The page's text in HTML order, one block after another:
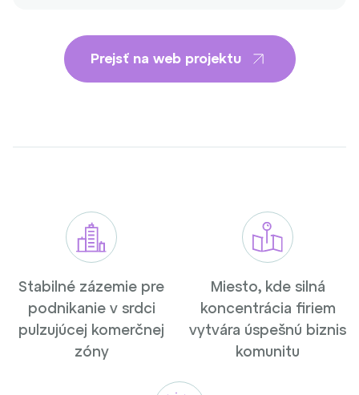
Prejsť na web projektu
Stabilné zázemie pre
podnikanie v srdci
pulzujúcej komerčnej
zóny
Miesto, kde silná
koncentrácia firiem
vytvára úspešnú biznis
komunitu